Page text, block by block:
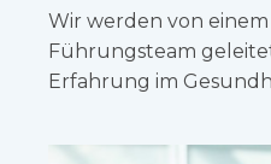
Wir werden von
Führungsteam
Erfahrung im